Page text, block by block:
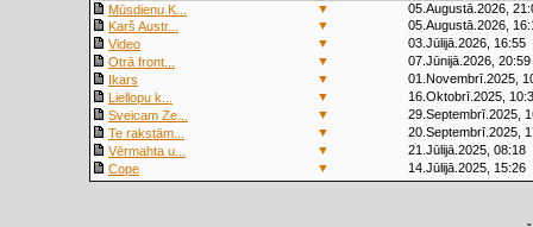
Mūsdienu K... ▼
05.Augustā.2026,
Karš Austr...
▼
05.Augustā.2026,
Video
▼
03.Jūlijā.2026, 16:55
Otrā front...
▼
07.Jūnijā.2026, 20:59
Ikars
▼
01.Novembrī.2025,
Liellopu k...
▼
16.Oktobrī.2025,
Sveicam Ze...
▼
29.Septembrī.2025,
Te rakstām...
▼
20.Septembrī.2025,
Vērmahta u...
▼
21.Jūlijā.2025, 08:18
Cope
▼ 14.Jūlijā.2025, 15:26